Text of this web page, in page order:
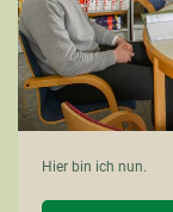
–
meine
Schule
Hier bin ich nun.